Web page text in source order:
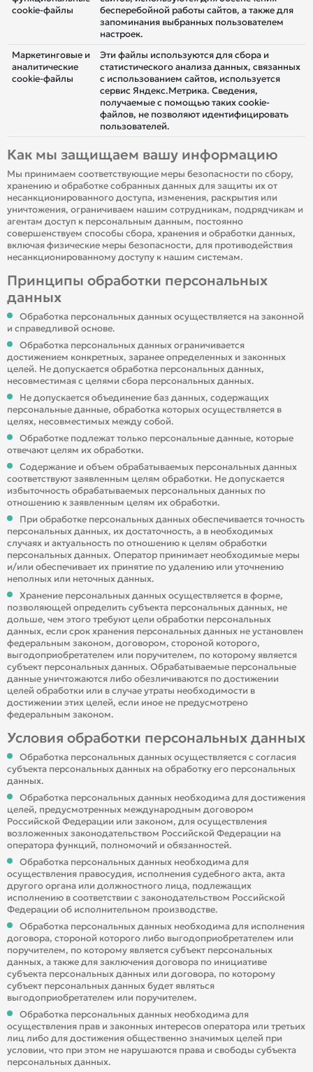
cookie-файлы
бесперебойной работы сайтов, а также для
запоминания выбранных пользователем
настроек.
Маркетинговые и
аналитические
cookie-файлы
Эти файлы используются для сбора и
статистического анализа данных, связанных
с использованием сайтов, используется
сервис Яндекс.Метрика. Сведения,
получаемые с помощью таких cookie-
файлов, не позволяют идентифицировать
пользователей.
Как мы защищаем вашу информацию
Мы принимаем соответствующие меры безопасности по сбору,
хранению и обработке собранных данных для защиты их от
несанкционированного доступа, изменения, раскрытия или
уничтожения, ограничиваем нашим сотрудникам, подрядчикам и
агентам доступ к персональным данным, постоянно
совершенствуем способы сбора, хранения и обработки данных,
включая физические меры безопасности, для противодействия
несанкционированному доступу к нашим системам.
Принципы обработки персональных
данных
Обработка персональных данных осуществляется на законной
и справедливой основе.
Обработка персональных данных ограничивается
достижением конкретных, заранее определенных и законных
целей. Не допускается обработка персональных данных,
несовместимая с целями сбора персональных данных.
Не допускается объединение баз данных, содержащих
персональные данные, обработка которых осуществляется в
целях, несовместимых между собой.
Обработке подлежат только персональные данные, которые
отвечают целям их обработки.
Содержание и объем обрабатываемых персональных данных
соответствуют заявленным целям обработки. Не допускается
избыточность обрабатываемых персональных данных по
отношению к заявленным целям их обработки.
При обработке персональных данных обеспечивается точность
персональных данных, их достаточность, а в необходимых
случаях и актуальность по отношению к целям обработки
персональных данных. Оператор принимает необходимые меры
и/или обеспечивает их принятие по удалению или уточнению
неполных или неточных данных.
Хранение персональных данных осуществляется в форме,
позволяющей определить субъекта персональных данных, не
дольше, чем этого требуют цели обработки персональных
данных, если срок хранения персональных данных не установлен
федеральным законом, договором, стороной которого,
выгодоприобретателем или поручителем, по которому является
субъект персональных данных. Обрабатываемые персональные
данные уничтожаются либо обезличиваются по достижении
целей обработки или в случае утраты необходимости в
достижении этих целей, если иное не предусмотрено
федеральным законом.
Условия обработки персональных данных
Обработка персональных данных осуществляется с согласия
субъекта персональных данных на обработку его персональных
данных.
Обработка персональных данных необходима для достижения
целей, предусмотренных международным договором
Российской Федерации или законом, для осуществления
возложенных законодательством Российской Федерации на
оператора функций, полномочий и обязанностей.
Обработка персональных данных необходима для
осуществления правосудия, исполнения судебного акта, акта
другого органа или должностного лица, подлежащих
исполнению в соответствии с законодательством Российской
Федерации об исполнительном производстве.
Обработка персональных данных необходима для исполнения
договора, стороной которого либо выгодоприобретателем или
поручителем, по которому является субъект персональных
данных, а также для заключения договора по инициативе
субъекта персональных данных или договора, по которому
субъект персональных данных будет являться
выгодоприобретателем или поручителем.
Обработка персональных данных необходима для
осуществления прав и законных интересов оператора или третьих
лиц либо для достижения общественно значимых целей при
условии, что при этом не нарушаются права и свободы субъекта
персональных данных.